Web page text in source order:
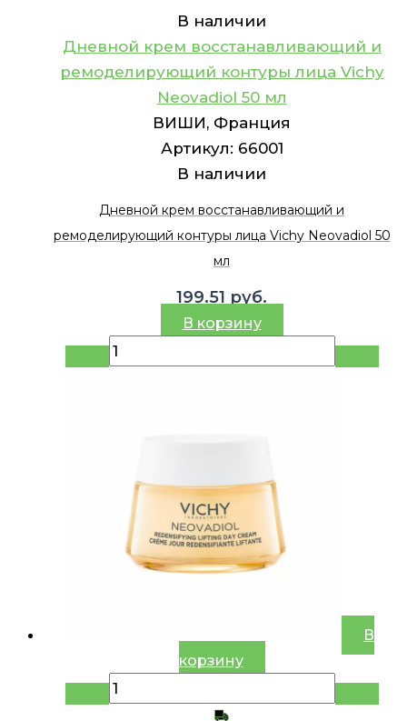
В наличии
Дневной крем восстанавливающий и
ремоделирующий контуры лица Vichy
Neovadiol 50 мл
ВИШИ, Франция
Артикул: 66001
В наличии
Дневной крем восстанавливающий и
ремоделирующий контуры лица Vichy Neovadiol 50
мл
199.51 руб.
В корзину
В
корзину